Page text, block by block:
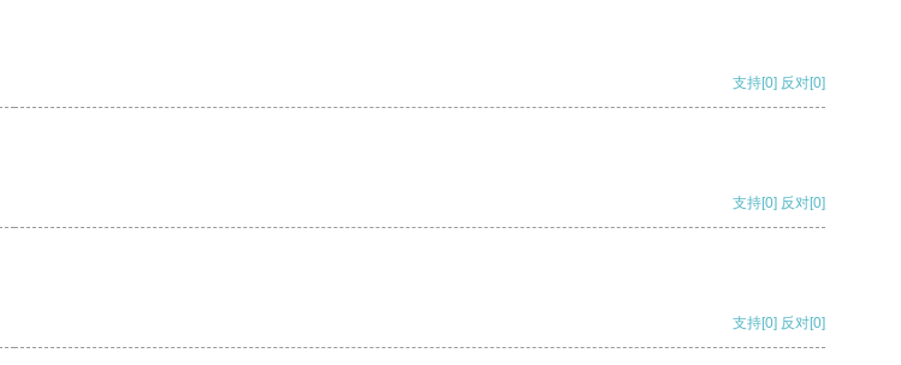
支持[0] 反对[0]
支持[0] 反对[0]
支持[0] 反对[0]